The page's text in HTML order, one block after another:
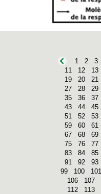
1 2 3
11
12 13
19
20 21
27
28 29
35
36 37
43
44 45
51
52 53
59
60 61
67
68 69
75
76 77
83
84 85
91
92 93
99
100 101
106
107
112
113